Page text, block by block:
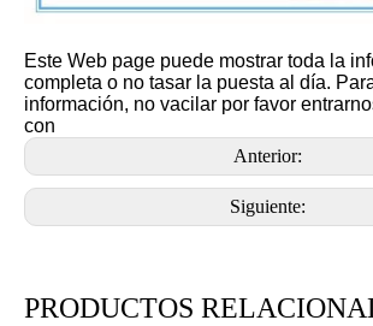
Este Web page puede mostrar toda la
completa o no tasar la puesta al día.
información, no vacilar por favor
con
Anterior:
Siguiente:
PRODUCTOS